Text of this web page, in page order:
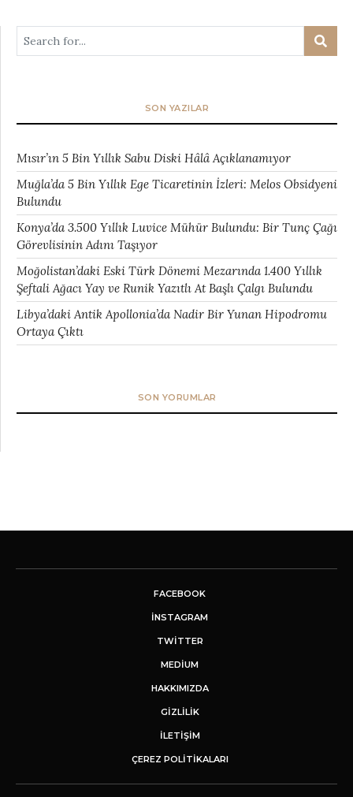
SON YAZILAR
Mısır’ın 5 Bin Yıllık Sabu Diski Hâlâ Açıklanamıyor
Muğla’da 5 Bin Yıllık Ege Ticaretinin İzleri: Melos Obsidyeni
Bulundu
Konya’da 3.500 Yıllık Luvice Mühür Bulundu: Bir Tunç Çağı
Görevlisinin Adını Taşıyor
Moğolistan’daki Eski Türk Dönemi Mezarında 1.400 Yıllık
Şeftali Ağacı Yay ve Runik Yazıtlı At Başlı Çalgı Bulundu
Libya’daki Antik Apollonia’da Nadir Bir Yunan Hipodromu
Ortaya Çıktı
SON YORUMLAR
FACEBOOK
INSTAGRAM
TWITTER
MEDIUM
HAKKIMIZDA
GİZLİLİK
İLETIŞIM
ÇEREZ POLITIKALARI